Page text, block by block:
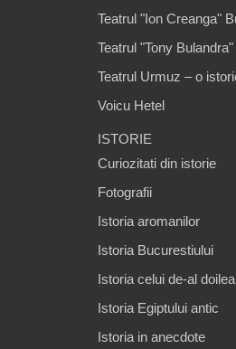
Teatrul "Ion Creanga"
Teatrul "Tony
Teatrul Urmuz – o
Voicu Hetel
ISTORIE
Curiozitati din istorie
Fotografii
Istoria aromanilor
Istoria Bucurestiului
Istoria celui de-al
Istoria Egiptului antic
Istoria in anecdote